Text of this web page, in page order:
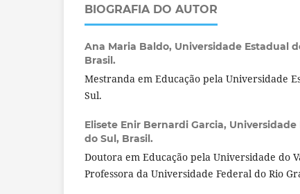
BIOGRAFIA DO AUTOR
Ana Maria Baldo, Universidade Estadual
Brasil.
Mestranda em Educação pela Universidade
Sul.
Elisete Enir Bernardi Garcia, Universidade
do Sul, Brasil.
Doutora em Educação pela Universidade do
Professora da Universidade Federal do Rio